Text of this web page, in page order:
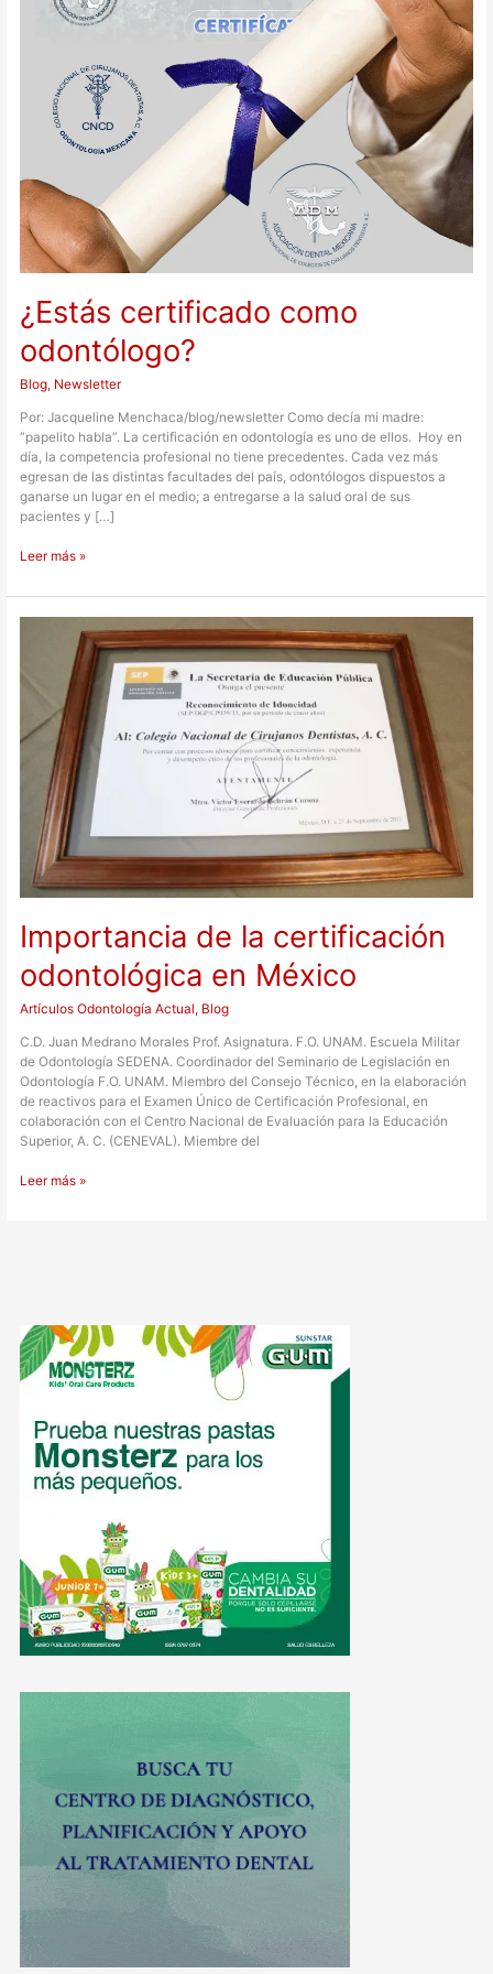
¿Estás certificado como
odontólogo?
Blog, Newsletter
Por: Jacqueline Menchaca/blog/newsletter Como decía mi madre:
“papelito habla”. La certificación en odontología es uno de ellos. Hoy en
día, la competencia profesional no tiene precedentes. Cada vez más
egresan de las distintas facultades del país, odontólogos dispuestos a
ganarse un lugar en el medio; a entregarse a la salud oral de sus
pacientes y […]
Leer más »
Importancia de la certificación
odontológica en México
Artículos Odontología Actual, Blog
C.D. Juan Medrano Morales Prof. Asignatura. F.O. UNAM. Escuela Militar
de Odontología SEDENA. Coordinador del Seminario de Legislación en
Odontología F.O. UNAM. Miembro del Consejo Técnico, en la elaboración
de reactivos para el Examen Único de Certificación Profesional, en
colaboración con el Centro Nacional de Evaluación para la Educación
Superior, A. C. (CENEVAL). Miembre del
certificación
odontológica
México
Leer más »